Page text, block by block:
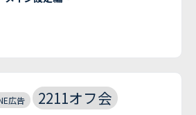
広告 2211オフ会